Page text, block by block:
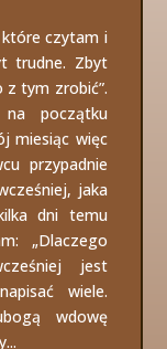
które czytam i
trudne. Zbyt
z tym zrobić”.
początku
miesiąc więc
przypadnie
jaka
dni temu
„Dlaczego
jest
wiele.
wdowę